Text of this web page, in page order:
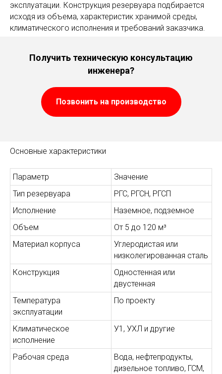
эксплуатации. Конструкция резервуара подбирается
исходя из объема, характеристик хранимой среды,
климатического исполнения и требований заказчика.
Получить техническую консультацию
инженера?
Позвонить на производство
Основные характеристики
Параметр
Значение
Тип резервуара
РГС, РГСН, РГСП
Исполнение
Наземное, подземное
Объем
От 5 до 120 м³
Материал корпуса
Углеродистая или
низколегированная сталь
Конструкция
Одностенная или
двустенная
Температура
эксплуатации
По проекту
Климатическое
исполнение
У1, УХЛ и другие
Рабочая среда
Вода, нефтепродукты,
дизельное топливо, ГСМ,